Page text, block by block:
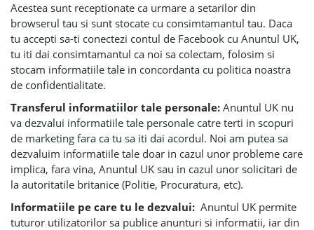
Acestea sunt receptionate ca urmare a setarilor din
browserul tau si sunt stocate cu consimtamantul tau. Daca
tu accepti sa-ti conectezi contul de Facebook cu Anuntul UK,
tu iti dai consimtamantul ca noi sa colectam, folosim si
stocam informatiile tale in concordanta cu politica noastra
de confidentialitate.
Transferul informatiilor tale personale: Anuntul UK nu
va dezvalui informatiile tale personale catre terti in scopuri
de marketing fara ca tu sa iti dai acordul. Noi am putea sa
dezvaluim informatiile tale doar in cazul unor probleme care
implica, fara vina, Anuntul UK sau in cazul unor solicitari de
la autoritatile britanice (Politie, Procuratura, etc).
Informatiile pe care tu le dezvalui: Anuntul UK permite
tuturor utilizatorilor sa publice anunturi si informatii, iar din